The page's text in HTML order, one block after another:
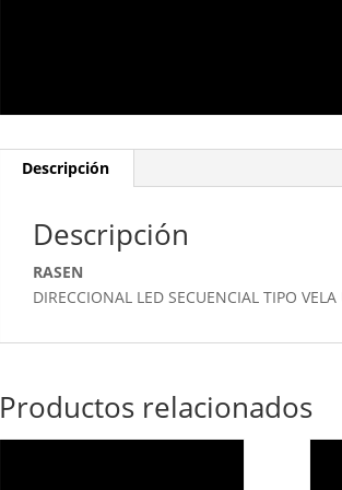
Descripción
Descripción
RASEN
DIRECCIONAL LED SECUENCIAL TIPO
Productos relacionados